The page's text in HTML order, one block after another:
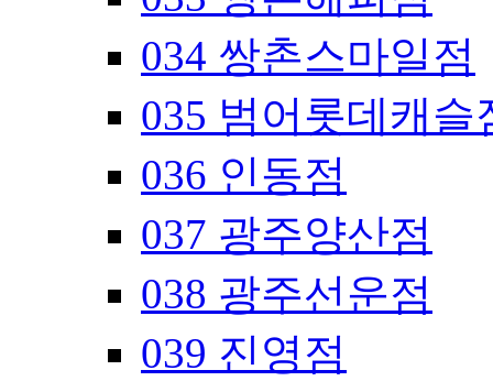
034 쌍촌스마일점
035 범어롯데캐슬
036 인동점
037 광주양산점
038 광주선운점
039 진영점